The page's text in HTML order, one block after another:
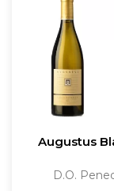
Augustus
D.O.